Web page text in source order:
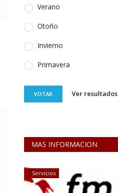
Verano
Otoño
Invierno
Primavera
VOTAR Ver resultados
MAS INFORMACION
Servicios